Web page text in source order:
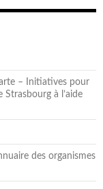
– Initiatives pour
à l’aide
des organismes